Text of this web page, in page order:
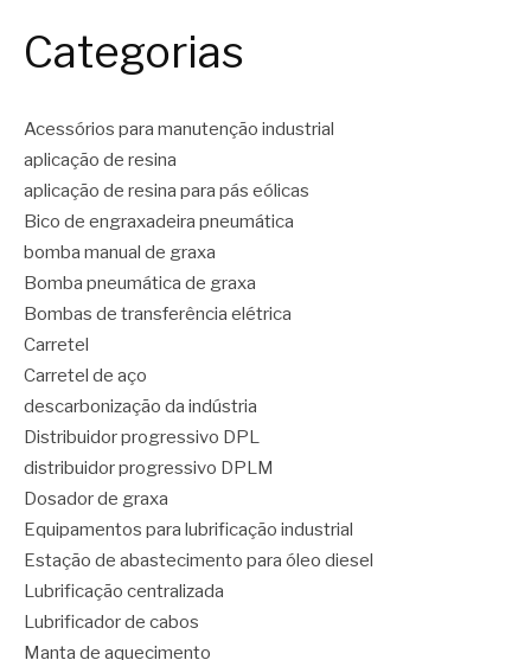
Categorias
Acessórios para manutenção industrial
aplicação de resina
aplicação de resina para pás eólicas
Bico de engraxadeira pneumática
bomba manual de graxa
Bomba pneumática de graxa
Bombas de transferência elétrica
Carretel
Carretel de aço
descarbonização da indústria
Distribuidor progressivo DPL
distribuidor progressivo DPLM
Dosador de graxa
Equipamentos para lubrificação industrial
Estação de abastecimento para óleo diesel
Lubrificação centralizada
Lubrificador de cabos
Manta de aquecimento